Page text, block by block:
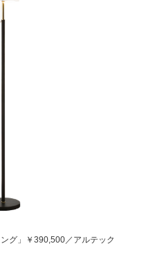
グ」￥390,500／アルテック